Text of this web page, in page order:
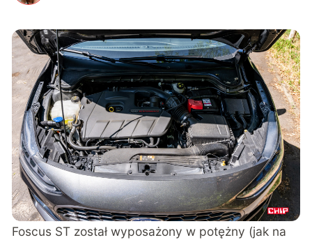
Foscus ST został wyposażony w potężny (jak na